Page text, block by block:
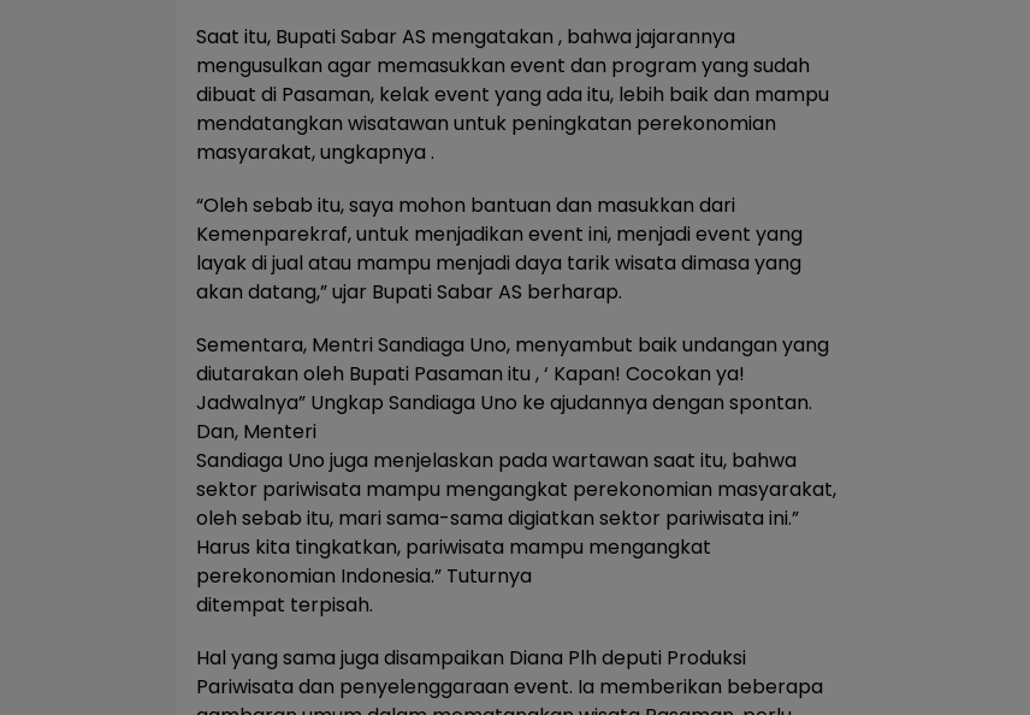
Saat itu, Bupati Sabar AS mengatakan , bahwa jajarannya
mengusulkan agar memasukkan event dan program yang sudah
dibuat di Pasaman, kelak event yang ada itu, lebih baik dan mampu
mendatangkan wisatawan untuk peningkatan perekonomian
masyarakat, ungkapnya .
“Oleh sebab itu, saya mohon bantuan dan masukkan dari
Kemenparekraf, untuk menjadikan event ini, menjadi event yang
layak di jual atau mampu menjadi daya tarik wisata dimasa yang
akan datang,” ujar Bupati Sabar AS berharap.
Sementara, Mentri Sandiaga Uno, menyambut baik undangan yang
diutarakan oleh Bupati Pasaman itu , ‘ Kapan! Cocokan ya!
Jadwalnya” Ungkap Sandiaga Uno ke ajudannya dengan spontan.
Dan, Menteri
Sandiaga Uno juga menjelaskan pada wartawan saat itu, bahwa
sektor pariwisata mampu mengangkat perekonomian masyarakat,
oleh sebab itu, mari sama-sama digiatkan sektor pariwisata ini.”
Harus kita tingkatkan, pariwisata mampu mengangkat
perekonomian Indonesia.” Tuturnya
ditempat terpisah.
Hal yang sama juga disampaikan Diana Plh deputi Produksi
Pariwisata dan penyelenggaraan event. Ia memberikan beberapa